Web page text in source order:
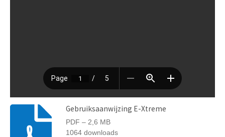
Gebruiksaanwijzing E-Xtreme
PDF – 2,6 MB
1064 downloads